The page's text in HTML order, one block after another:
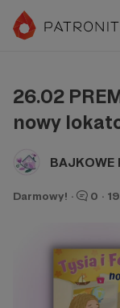
26.02
nowy
BAJKOWE
Darmowy! · 0 ·